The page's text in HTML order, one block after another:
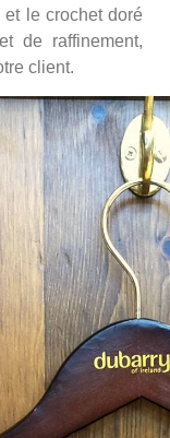
le crochet doré
de raffinement,
client.